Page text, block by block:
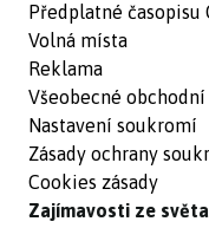
Předplatné časopisu
Volná místa
Reklama
Všeobecné
Nastavení soukromí
Zásady ochrany
Cookies zásady
Zajímavosti ze